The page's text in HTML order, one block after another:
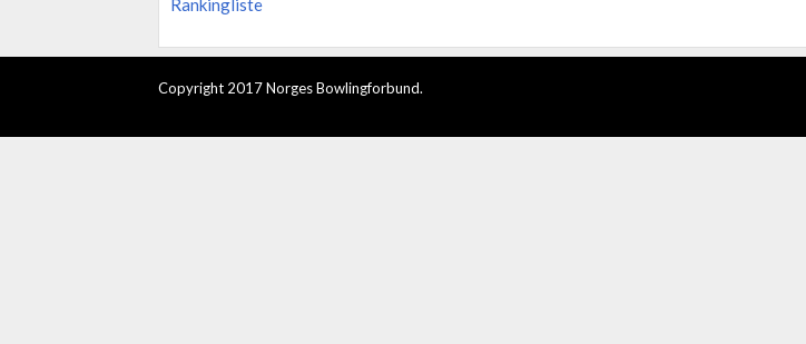
Rankingliste
Copyright 2017 Norges Bowlingforbund.